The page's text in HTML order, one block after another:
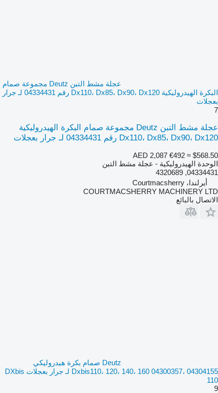
عجلة مشط التبن Deutz مجموعة صمام
البكرة الهيدروليكية Dx110، Dx85، Dx90، Dx120 رقم 04334431 لـ جرار
بعجلات
7
عجلة مشط التبن Deutz مجموعة صمام البكرة الهيدروليكية
Dx110، Dx85، Dx90، Dx120 رقم 04334431 لـ جرار بعجلات
AED 2,087 €492 ≈ $568.50
الوحدة الهيدروليكية - عجلة مشط التبن
04334431, 4320689
أيرلندا، Courtmacsherry
COURTMACSHERRY MACHINERY LTD
الاتصال بالبائع
Deutz صمام بكرة هيدروليكي
Dxbis110، 120، 140، 160 04300357، 04304155 لـ جرار بعجلات DXbis
110
9